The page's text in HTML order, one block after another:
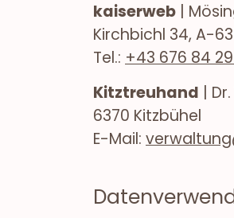
kaiserweb |
Kirchbichl 34, A-
Tel.: +43 676 84
Kitztreuhand |
6370 Kitzbühel
E-Mail: